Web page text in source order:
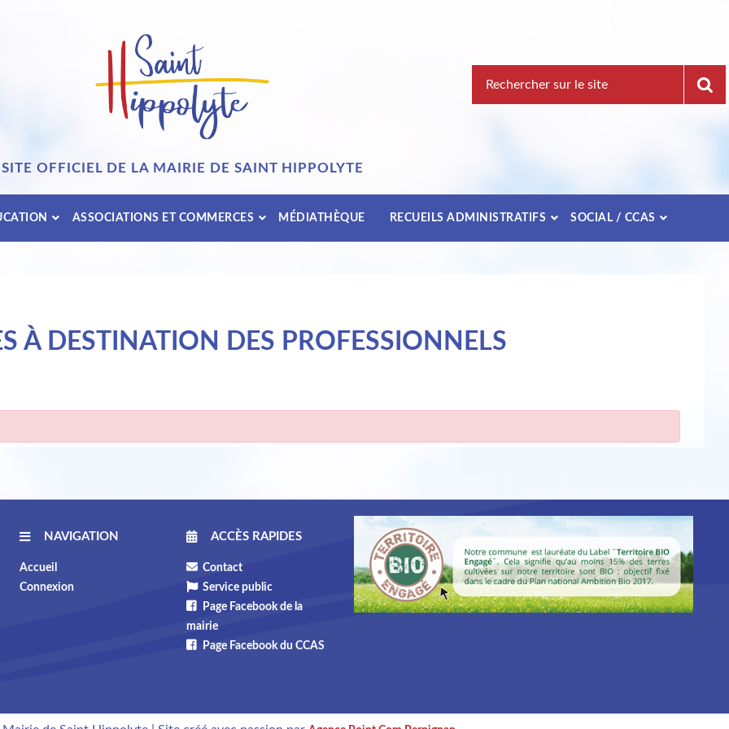
pour
SITE OFFICIEL DE LA MAIRIE DE SAINT HIPPOLYTE
ASSOCIATIONS ET COMMERCES MÉDIATHÈQUE RECUEILS ADMINISTRATIFS SOCIAL / CCAS
À DESTINATION DES PROFESSIONNELS
NAVIGATION
Accueil
Connexion
ACCÈS RAPIDES
Contact
Service public
Page Facebook de la
mairie
Page Facebook du CCAS